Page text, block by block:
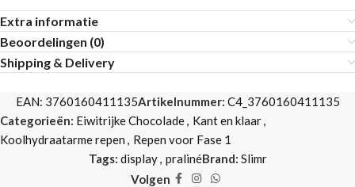
Extra informatie
Beoordelingen (0)
Shipping & Delivery
EAN: 3760160411135Artikelnummer: C4_3760160411135
Categorieën: Eiwitrijke Chocolade, Kant en klaar,
Koolhydraatarme repen , Repen voor Fase 1
Tags: display, pralinéBrand: Slimr
Volgen